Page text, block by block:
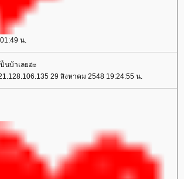
น.
นบ้าเลยอ่ะ
29 สิงหาคม 2548 19:24:55 น.